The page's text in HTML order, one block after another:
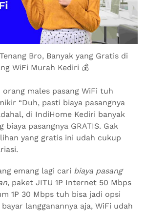
Bro, Banyak yang Gratis di
WiFi Murah Kediri 💰
orang males pasang WiFi tuh
“Duh, pasti biaya pasangnya
di IndiHome Kediri banyak
biaya pasangnya GRATIS. Gak
yang gratis ini udah cukup
emang lagi cari biaya pasang
, paket JITU 1P Internet 50 Mbps
1P 30 Mbps tuh bisa jadi opsi
langganannya aja, WiFi udah